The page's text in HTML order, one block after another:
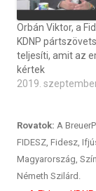
Orbán Viktor, a
KDNP
teljesíti, amit az
kértek
2019.
Rovatok: A
FIDESZ, Fidesz,
Magyarország,
Németh Szilárd.